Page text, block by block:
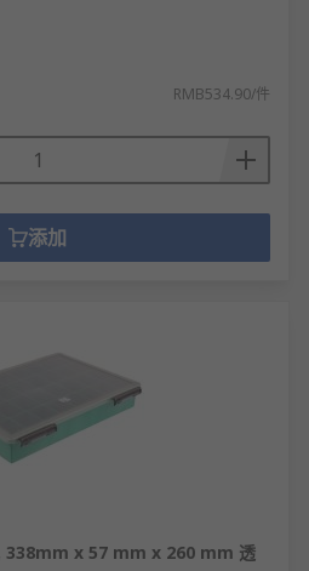
RMB534.90/件
添加
, 338mm x 57 mm x 260 mm 透